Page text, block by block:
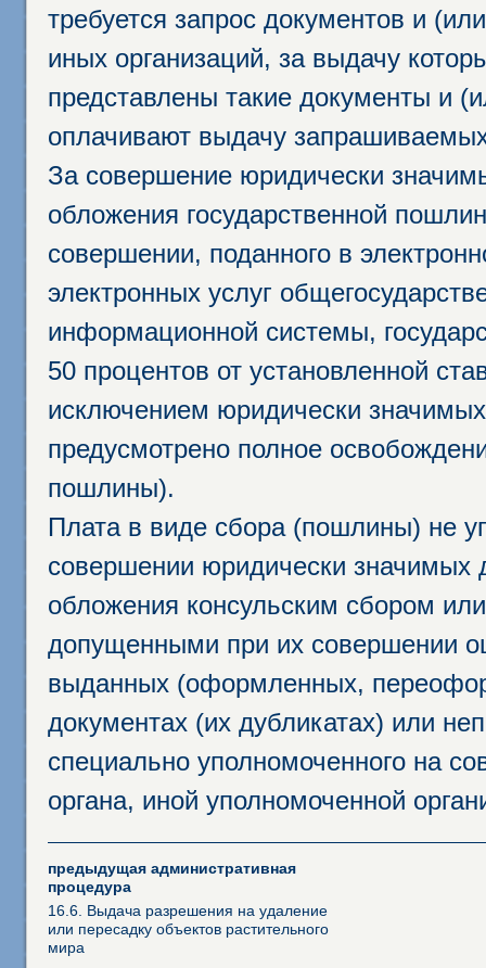
требуется запрос документов и
иных организаций, за выдачу
представлены такие документы и
оплачивают выдачу
За совершение юридически
обложения государственной
совершении, поданного в
электронных услуг
информационной системы,
50 процентов от установленной
исключением юридически
предусмотрено полное
пошлины).
Плата в виде сбора (пошлины) не
совершении юридически
обложения консульским сбором
допущенными при их совершении
выданных (оформленных,
документах (их дубликатах) или
специально уполномоченного на
органа, иной уполномоченной
предыдущая административная
процедура
16.6. Выдача разрешения на удаление
или пересадку объектов растительного
мира